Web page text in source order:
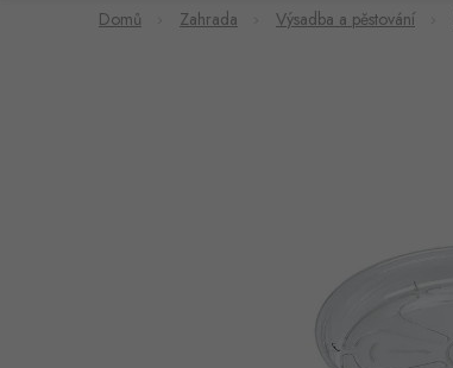
Domů Zahrada Výsadba a pěstování